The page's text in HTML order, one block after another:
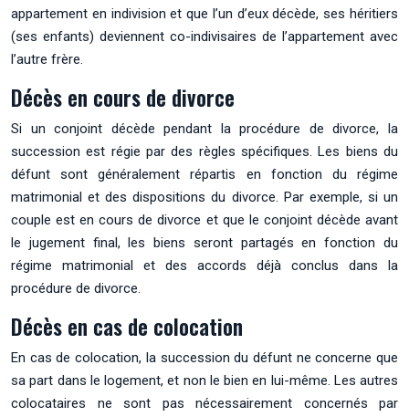
appartement en indivision et que l’un d’eux décède, ses héritiers
(ses enfants) deviennent co-indivisaires de l’appartement avec
l’autre frère.
Décès en cours de divorce
Si un conjoint décède pendant la procédure de divorce, la
succession est régie par des règles spécifiques. Les biens du
défunt sont généralement répartis en fonction du régime
matrimonial et des dispositions du divorce. Par exemple, si un
couple est en cours de divorce et que le conjoint décède avant
le jugement final, les biens seront partagés en fonction du
régime matrimonial et des accords déjà conclus dans la
procédure de divorce.
Décès en cas de colocation
En cas de colocation, la succession du défunt ne concerne que
sa part dans le logement, et non le bien en lui-même. Les autres
colocataires ne sont pas nécessairement concernés par